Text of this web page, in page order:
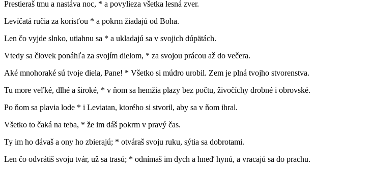
Prestieraš tmu a nastáva noc, * a povylieza všetka lesná zver.
Levíčatá ručia za korisťou * a pokrm žiadajú od Boha.
Len čo vyjde slnko, utiahnu sa * a ukladajú sa v svojich dúpätách.
Vtedy sa človek ponáhľa za svojím dielom, * za svojou prácou až do večera.
Aké mnohoraké sú tvoje diela, Pane! * Všetko si múdro urobil. Zem je plná tvojho stvorenstva.
Tu more veľké, dlhé a široké, * v ňom sa hemžia plazy bez počtu, živočíchy drobné i obrovské.
Po ňom sa plavia lode * i Leviatan, ktorého si stvoril, aby sa v ňom ihral.
Všetko to čaká na teba, * že im dáš pokrm v pravý čas.
Ty im ho dávaš a ony ho zbierajú; * otváraš svoju ruku, sýtia sa dobrotami.
Len čo odvrátiš svoju tvár, už sa trasú; * odnímaš im dych a hneď hynú, a vracajú sa do prachu.